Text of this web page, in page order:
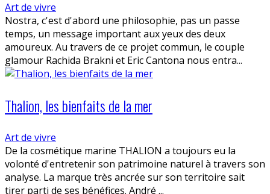
Art de vivre
Nostra, c'est d'abord une philosophie, pas un passe
temps, un message important aux yeux des deux
amoureux. Au travers de ce projet commun, le couple
glamour Rachida Brakni et Eric Cantona nous entra...
Thalion, les bienfaits de la mer
Art de vivre
De la cosmétique marine THALION a toujours eu la
volonté d'entretenir son patrimoine naturel à travers son
analyse. La marque très ancrée sur son territoire sait
tirer parti de ses bénéfices. André ...